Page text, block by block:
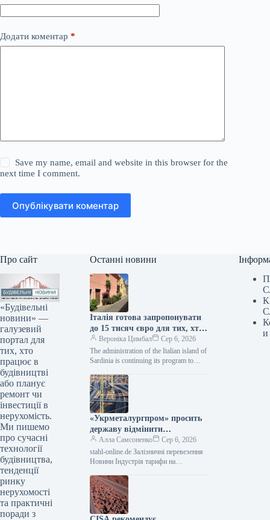
Додати коментар *
Save my name, email and website in this browser for the
next time I comment.
Опублікувати коментар
Про сайт
«Будівельні
новини» —
галузевий
портал для
тих, хто
працює в
будівництві
або планує
ремонт чи
інвестиції в
нерухомість.
Ми пишемо
про сучасні
технології
будівництва,
тенденції
ринку
нерухомості
та практичні
поради з
Останні новини
Італія готова запропонувати
до 15 тисяч євро для тих, хто
вирішить оселитися на
Сардинії: дізнайтеся про
вимоги та додаткові витрати.
Вероніка Цимбал
Сер 6, 2026
The administration of the Italian island of
Sardinia is continuing its program to
by offering…
«Укрметалургпром» просить
державу відмінити
підвищення тарифів на
перевезення від Укрзалізниці.
Алла Самсоненко
Сер 6, 2026
stahl-online.de Залізничні перевезення
Новини Індустрія тарифи на
06 Серпня 2026 «Укрметалургпром»
закликає уряд анулювати підвищення
тарифів на…
и